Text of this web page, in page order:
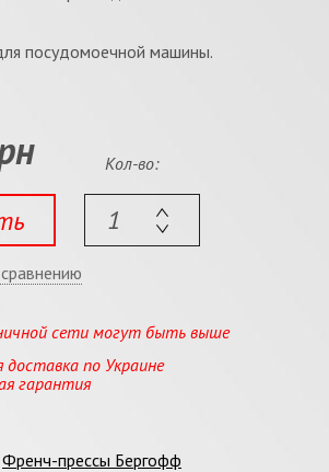
посудомоечной машины.
Кол-во:
сети могут быть выше
доставка по Украине
гарантия
Френч-прессы Бергофф